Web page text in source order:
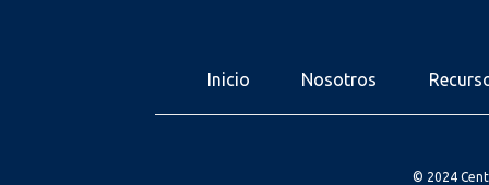
Inicio Nosotros
© 2024